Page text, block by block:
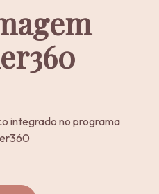
integrado no programa